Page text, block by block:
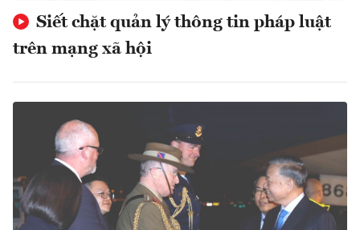
Siết chặt quản lý thông tin pháp luật
trên mạng xã hội